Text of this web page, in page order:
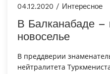
04.12.2020 / Интересное
В Балканабаде –
новоселье
В преддверии
нейтралитета